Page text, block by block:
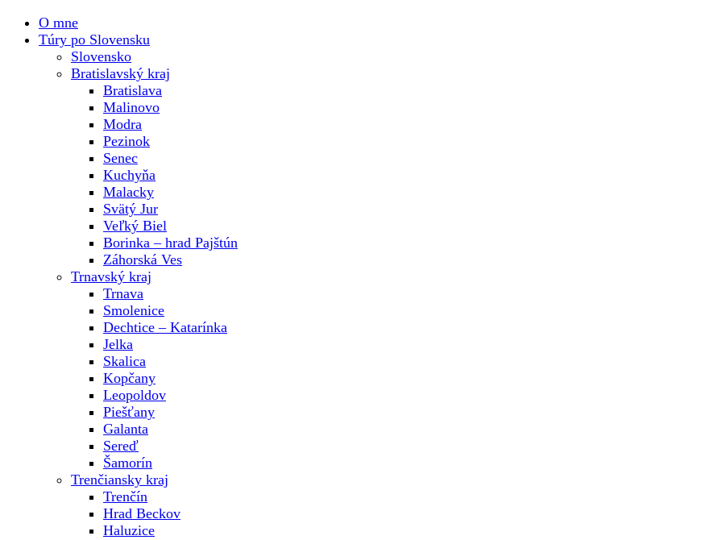
O mne
Túry po Slovensku
Slovensko
Bratislavský kraj
Bratislava
Malinovo
Modra
Pezinok
Senec
Kuchyňa
Malacky
Svätý Jur
Veľký Biel
Borinka – hrad Pajštún
Záhorská Ves
Trnavský kraj
Trnava
Smolenice
Dechtice – Katarínka
Jelka
Skalica
Kopčany
Leopoldov
Piešťany
Galanta
Sereď
Šamorín
Trenčiansky kraj
Trenčín
Hrad Beckov
Haluzice